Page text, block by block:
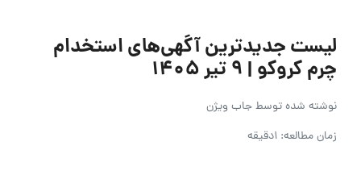
لیست جدیدترین آگهی‌های استخدام
چرم کروکو | ۹ تیر ۱۴۰۵
نوشته شده توسطجاب ویژن
زمان مطالعه: 1دقیقه